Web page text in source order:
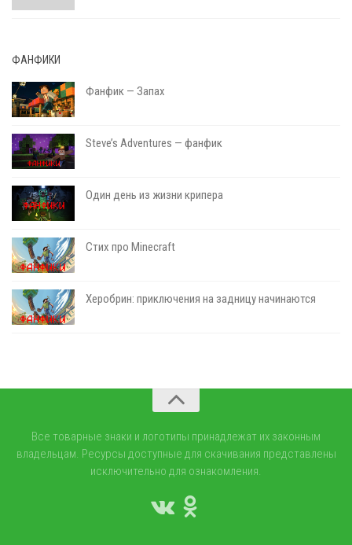
ФАНФИКИ
Фанфик — Запах
Steve’s Adventures — фанфик
Один день из жизни крипера
Стих про Minecraft
Херобрин: приключения на задницу начинаются
Все товарные знаки и логотипы принадлежат их законным
владельцам. Ресурсы доступные для скачивания представлены
исключительно для ознакомления.